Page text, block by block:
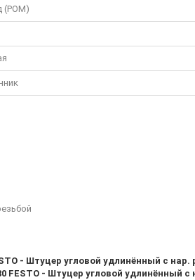
- Штуцер угловой удлинённый с нар.
- Штуцер угловой удлинённый с